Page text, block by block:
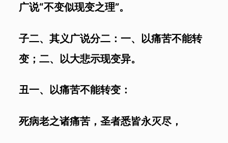
广说“不变似现变之理”。
子二、其义广说分二：一、以痛苦不能转
变；二、以大悲示现变异。
丑一、以痛苦不能转变：
死病老之诸痛苦，圣者悉皆永灭尽，